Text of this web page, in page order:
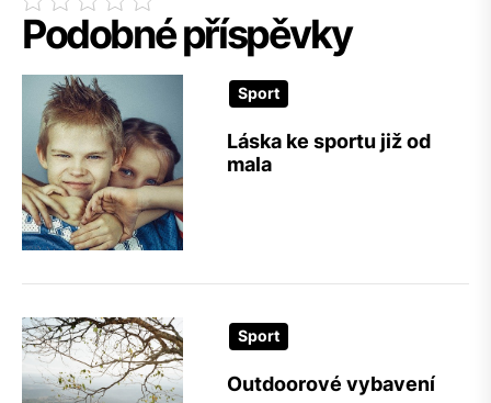
Podobné příspěvky
Sport
Láska ke sportu již od
mala
Sport
Outdoorové vybavení